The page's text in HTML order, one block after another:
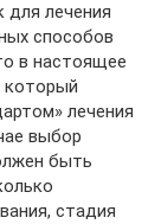
для лечения
способов
в настоящее
который
лечения
выбор
быть
стадия